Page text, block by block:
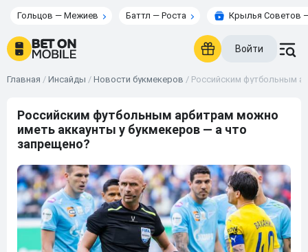
Гольцов — Межиев Баттл — Роста Крылья Советов
Войти
Главная / Инсайды / Новости букмекеров / Российским футбольным
Российским футбольным арбитрам можно
иметь аккаунты у букмекеров — а что
запрещено?